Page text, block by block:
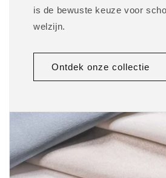
is de bewuste keuze voor
welzijn.
Ontdek onze collectie